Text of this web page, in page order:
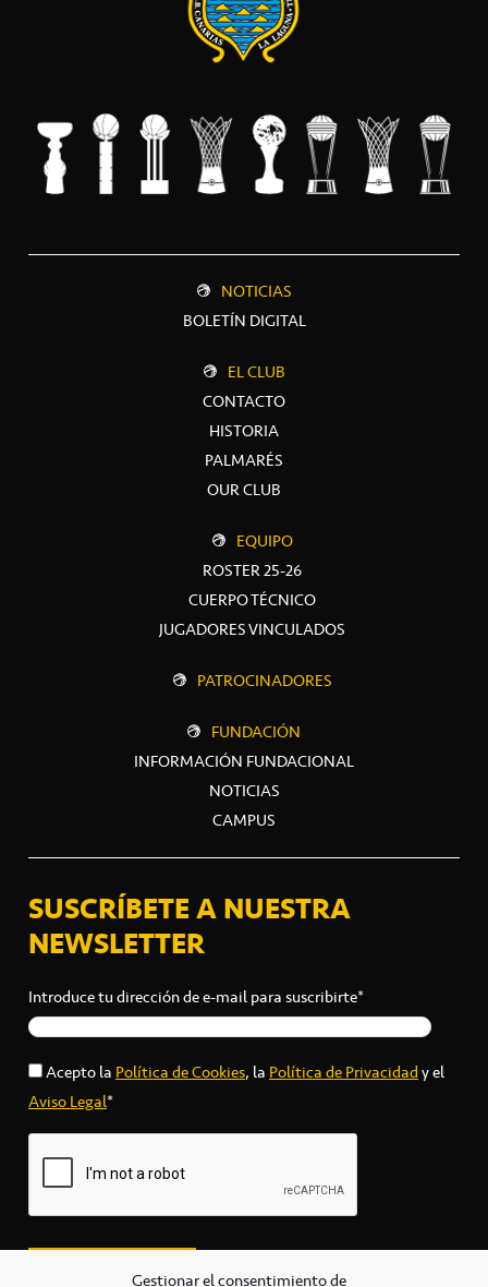
Gestionar el consentimiento de
NOTICIAS
BOLETÍN DIGITAL
EL CLUB
CONTACTO
HISTORIA
PALMARÉS
OUR CLUB
EQUIPO
ROSTER 25-26
CUERPO TÉCNICO
JUGADORES VINCULADOS
PATROCINADORES
FUNDACIÓN
INFORMACIÓN FUNDACIONAL
NOTICIAS
CAMPUS
SUSCRÍBETE A NUESTRA
NEWSLETTER
Introduce tu dirección de e-mail para suscribirte*
Acepto laPolítica de Cookies, laPolítica de Privacidady el
Aviso Legal*